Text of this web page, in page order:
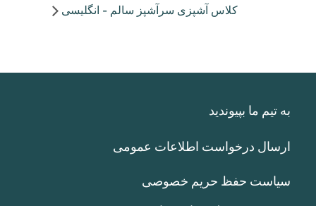
کلاس آشپزی سرآشپز سالم - انگلیسی
به تیم ما بپیوندید
ارسال درخواست اطلاعات عمومی
سیاست حفظ حریم خصوصی